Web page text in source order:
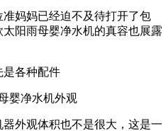
妈妈已经迫不及待打开了包
阳雨母婴净水机的真容也展露
各种配件
净水机外观
外观体积也不是很大，这是一